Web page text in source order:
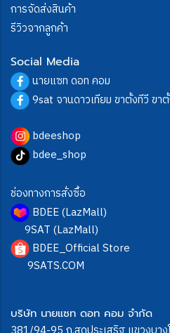
การจัดส่งสินค้า
รีวิวจากลูกค้า
Social Media
นายแซท ดอท คอม
9sat จานดาวเทียม ขาตั้งทีวี ขา
bdeeshop
bdee_shop
ช่องทางการสั่งซื้อ
BDEE (LazMall)
9SAT (LazMall)
BDEE_Official Store
9SATS.COM
บริษัท นายแซท ดอท คอม จำกัด